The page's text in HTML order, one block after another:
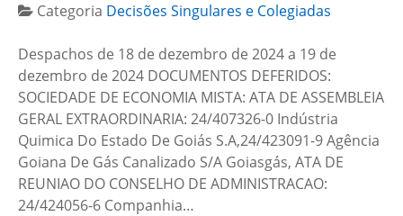
Categoria Decisões Singulares e Colegiadas
Despachos de 18 de dezembro de 2024 a 19 de
dezembro de 2024 DOCUMENTOS DEFERIDOS:
SOCIEDADE DE ECONOMIA MISTA: ATA DE ASSEMBLEIA
GERAL EXTRAORDINARIA: 24/407326-0 Indústria
Quimica Do Estado De Goiás S.A,24/423091-9 Agência
Goiana De Gás Canalizado S/A Goiasgás, ATA DE
REUNIAO DO CONSELHO DE ADMINISTRACAO:
24/424056-6 Companhia…